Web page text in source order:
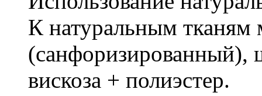
К натуральным тканям
(санфоризированный),
вискоза + полиэстер.